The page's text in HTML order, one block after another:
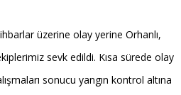
üzerine olay yerine Orhanlı,
sevk edildi. Kısa sürede olay
sonucu yangın kontrol altına